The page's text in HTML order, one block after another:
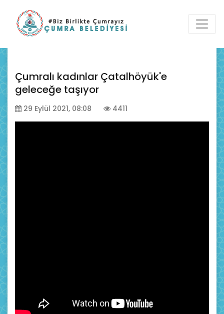
Çumralı kadınlar Çatalhöyük'e
geleceğe taşıyor
29 Eylül 2021, 08:08 4411